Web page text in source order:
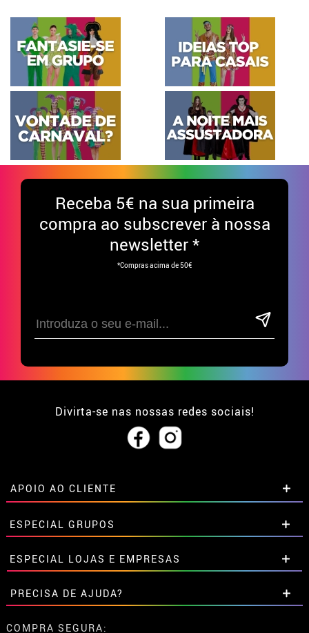
Receba 5€ na sua primeira
compra ao subscrever à nossa
newsletter *
*Compras acima de 50€
Divirta-se nas nossas redes sociais!
APOIO AO CLIENTE
• Sobre nós
• Condições de venda
• Aviso legal ePrivacidade
• Atendimento ao cliente
• Utilização de cookies
•Configuração de cookies
ESPECIAL GRUPOS
Descontos especiais para grupos.
Entre em contato connosco aqui
ESPECIAL LOJAS E EMPRESAS
Descontos especiais para grupos.
Entre em contato connosco aqui
PRECISA DE AJUDA?
Ainda não colocei a minha ordem
COMPRA SEGURA: